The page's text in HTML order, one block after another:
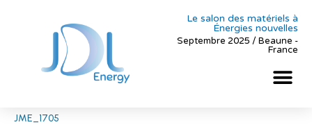
Le salon des matériels à
Énergies nouvelles
Septembre 2025 / Beaune -
France
JME_1705